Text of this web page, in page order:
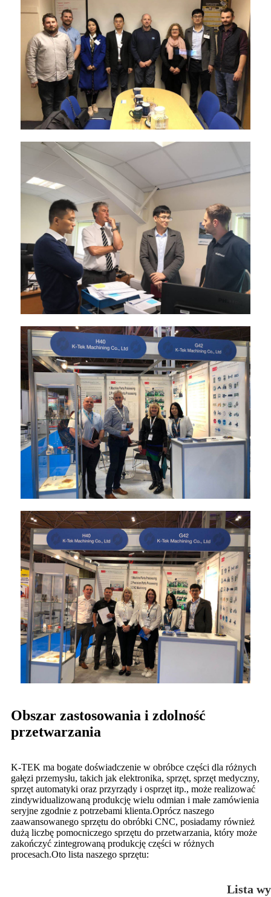
Obszar zastosowania i zdolność
przetwarzania
K-TEK ma bogate doświadczenie w obróbce części dla różnych
gałęzi przemysłu, takich jak elektronika, sprzęt, sprzęt medyczny,
sprzęt automatyki oraz przyrządy i osprzęt itp., może realizować
zindywidualizowaną produkcję wielu odmian i małe zamówienia
seryjne zgodnie z potrzebami klienta.Oprócz naszego
zaawansowanego sprzętu do obróbki CNC, posiadamy również
dużą liczbę pomocniczego sprzętu do przetwarzania, który może
zakończyć zintegrowaną produkcję części w różnych
procesach.Oto lista naszego sprzętu:
Lista